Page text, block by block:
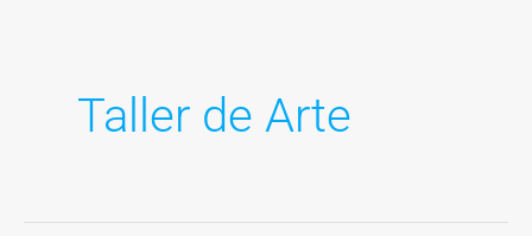
Taller de Arte